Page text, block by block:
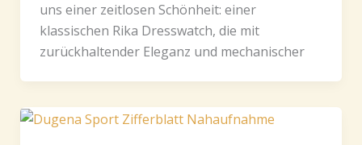
uns einer zeitlosen Schönheit: einer
klassischen Rika Dresswatch, die mit
zurückhaltender Eleganz und mechanischer